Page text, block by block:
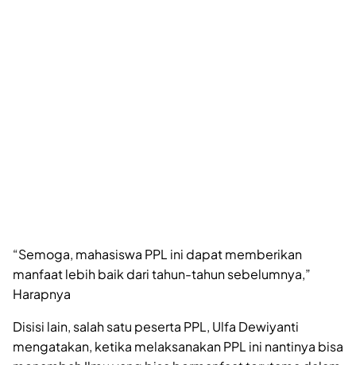
“Semoga, mahasiswa PPL ini dapat memberikan
manfaat lebih baik dari tahun-tahun sebelumnya,”
Harapnya
Disisi lain, salah satu peserta PPL, Ulfa Dewiyanti
mengatakan, ketika melaksanakan PPL ini nantinya bisa